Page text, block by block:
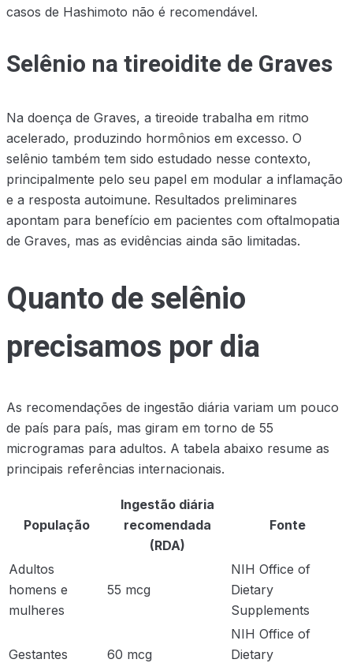
casos de Hashimoto não é recomendável.
Selênio na tireoidite de Graves
Na doença de Graves, a tireoide trabalha em ritmo
acelerado, produzindo hormônios em excesso. O
selênio também tem sido estudado nesse contexto,
principalmente pelo seu papel em modular a inflamação
e a resposta autoimune. Resultados preliminares
apontam para benefício em pacientes com oftalmopatia
de Graves, mas as evidências ainda são limitadas.
Quanto de selênio
precisamos por dia
As recomendações de ingestão diária variam um pouco
de país para país, mas giram em torno de 55
microgramas para adultos. A tabela abaixo resume as
principais referências internacionais.
População
Ingestão diária
recomendada
(RDA)
Fonte
Adultos
homens e
mulheres
55 mcg
NIH Office of
Dietary
Supplements
Gestantes 60 mcg
NIH Office of
Dietary